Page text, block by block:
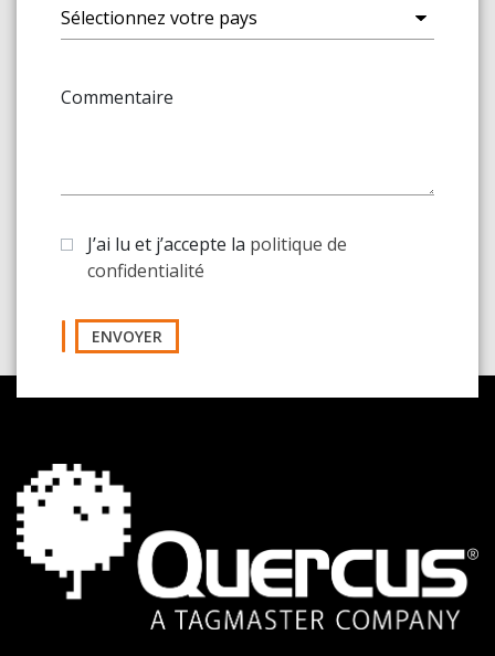
Commentaire
J’ai lu et j’accepte la politique de
confidentialité
ENVOYER